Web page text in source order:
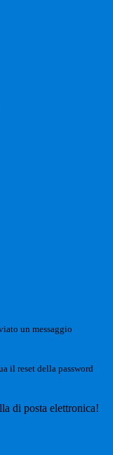
un messaggio
il reset della password
di posta elettronica!